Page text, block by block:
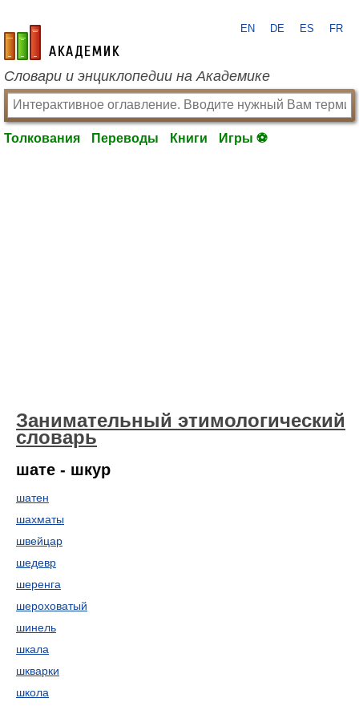
academic.ru
EN DE ES FR
Словари и энциклопедии на Академике
Толкования Переводы Книги Игры ⚽
Занимательный этимологический
словарь
шате - шкур
шатен
шахматы
швейцар
шедевр
шеренга
шероховатый
шинель
шкала
шкварки
школа